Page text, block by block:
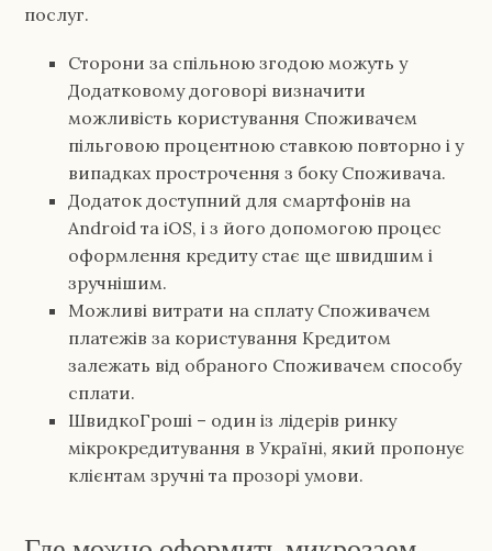
послуг.
Сторони за спільною згодою можуть у
Додатковому договорі визначити
можливість користування Споживачем
пільговою процентною ставкою повторно і у
випадках прострочення з боку Споживача.
Додаток доступний для смартфонів на
Android та iOS, і з його допомогою процес
оформлення кредиту стає ще швидшим і
зручнішим.
Можливі витрати на сплату Споживачем
платежів за користування Кредитом
залежать від обраного Споживачем способу
сплати.
ШвидкоГроші – один із лідерів ринку
мікрокредитування в Україні, який пропонує
клієнтам зручні та прозорі умови.